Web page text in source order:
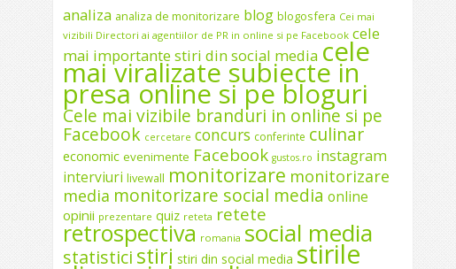
analiza analiza de monitorizare blog blogosfera Cei mai
vizibili Directori ai agentiilor de PR in online si pe Facebook cele
mai importante stiri din social media cele
mai viralizate subiecte in
presa online si pe bloguri
Cele mai vizibile branduri in online si pe
Facebook cercetare concurs conferinte culinar
economic evenimente Facebook gustos.ro instagram
interviuri livewall monitorizare monitorizare
media monitorizare social media online
opinii prezentare quiz reteta retete
retrospectiva romania social media
statistici stiri stiri din social media stirile